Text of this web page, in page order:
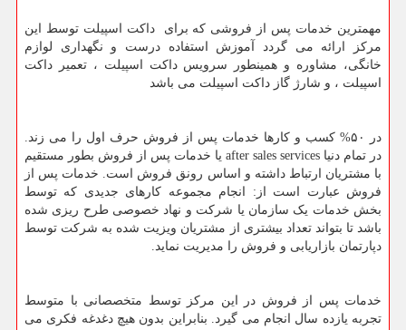
مهمترین خدمات پس از فروشی که برای داکت اسپیلت توسط این
مرکز ارائه می گردد آموزش استفاده درست و نگهداری لوازم
خانگی، مشاوره و همینطور سرویس داکت اسپیلت ، تعمیر داکت
اسپیلت ، و شارژ گاز داکت اسپیلت می باشد
در ۵۰% کسب و کارها خدمات پس از فروش حرف اول را می زند.
در تمام دنیا after sales services یا خدمات پس از فروش بطور مستقیم
با مشتریان ارتباط داشته و اساس رونق فروش است. خدمات پس از
فروش عبارت است از: انجام مجموعه کارهای جدیدی که توسط
بخش خدمات یک سازمان یا شرکت و نهاد خصوصی طرح ریزی شده
باشد تا بتواند تعداد بیشتری از مشتریان ویزیت شده به شرکت توسط
دپارتمان بازاریابی و فروش را مدیریت نماید.
خدمات پس از فروش در این مرکز توسط متخصصانی با متوسط
تجربه یازده سال انجام می گیرد. بنابراین بدون هیچ دغدغه فکری می